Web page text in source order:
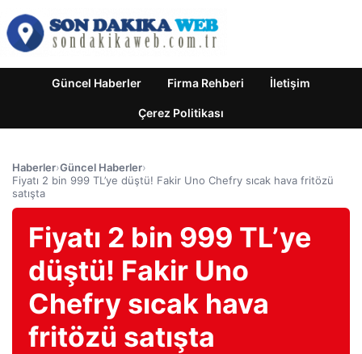
Güncel Haberler Firma Rehberi İletişim
Çerez Politikası
Haberler›Güncel Haberler›
Fiyatı 2 bin 999 TL’ye düştü! Fakir Uno Chefry sıcak hava fritözü
satışta
Fiyatı 2 bin 999 TL’ye
düştü! Fakir Uno
Chefry sıcak hava
fritözü satışta